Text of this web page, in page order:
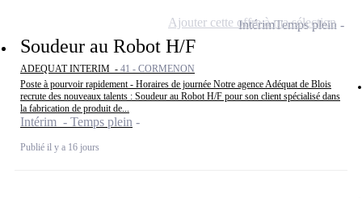
Soudeur au Robot H/F
ADEQUAT INTERIM - 41 - CORMENON
Poste à pourvoir rapidement - Horaires de journée Notre agence Adéquat de Blois
recrute des nouveaux talents : Soudeur au Robot H/F pour son client spécialisé dans
la fabrication de produit de...
Intérim - Temps plein
Publié il y a 16 jours
IntérimTemps plein
Ajouter cette offre à ma sélection